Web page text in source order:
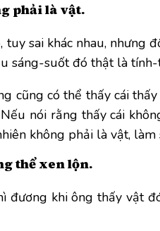
phải là vật.
tuy sai khác nhau, nhưng
sáng-suốt đó thật là
cũng có thể thấy cái
nói rằng thấy cái
không phải là vật,
thể xen lộn.
đương khi ông thấy vật